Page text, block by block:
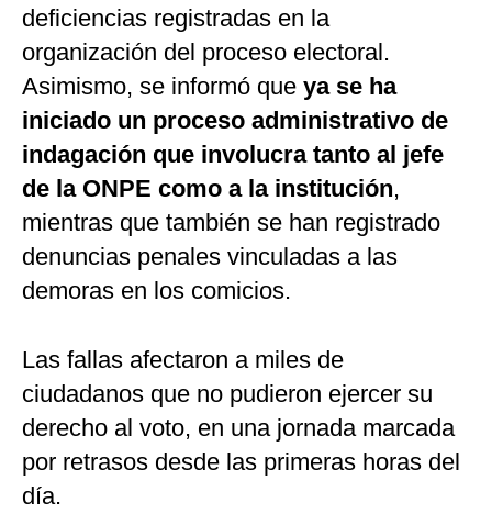
deficiencias registradas en la
organización del proceso electoral.
Asimismo, se informó que ya se ha
iniciado un proceso administrativo de
indagación que involucra tanto al jefe
de la ONPE como a la institución,
mientras que también se han registrado
denuncias penales vinculadas a las
demoras en los comicios.
Las fallas afectaron a miles de
ciudadanos que no pudieron ejercer su
derecho al voto, en una jornada marcada
por retrasos desde las primeras horas del
día.